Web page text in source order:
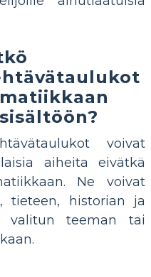
voivat
​​aiheita eivätkä
Ne voivat
tieteen, historian ja
valitun teeman tai